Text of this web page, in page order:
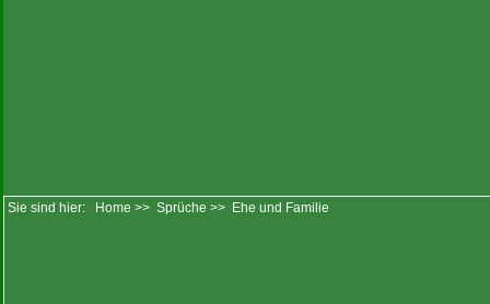
Sie sind hier: Home >> Sprüche >> Ehe und Familie